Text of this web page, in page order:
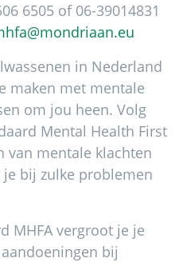
6505 of 06-39014831
in Nederland
maken met mentale
om jou heen. Volg
Mental Health First
van mentale klachten
bij zulke problemen
MHFA vergroot je je
bij